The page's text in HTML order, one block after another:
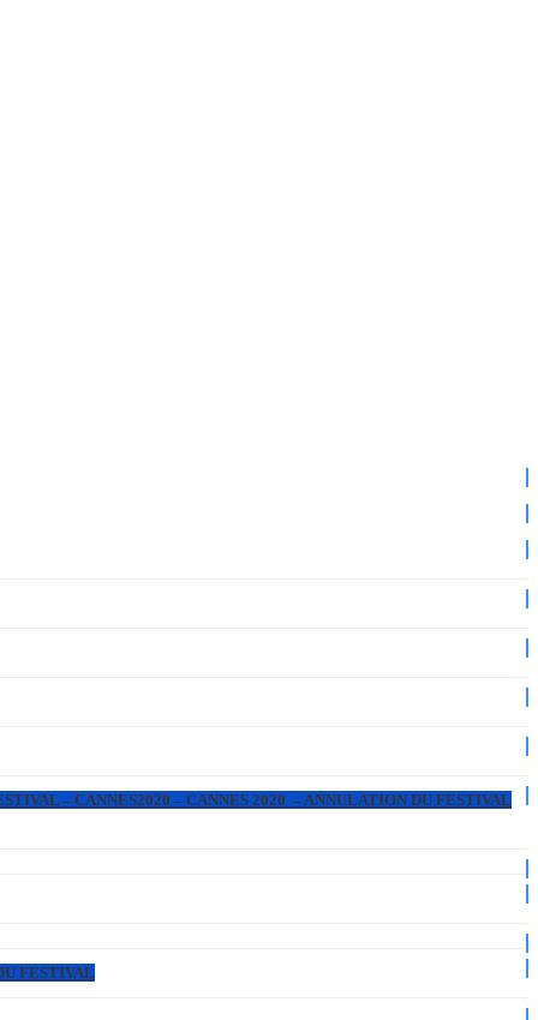
– CANNES2020 – CANNES 2020 – ANNULATION DU FESTIVAL
FESTIVAL